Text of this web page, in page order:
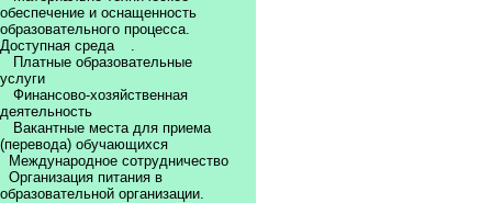
обеспечение и оснащенность
образовательного процесса.
Доступная среда
.
Платные образовательные
услуги
Финансово-хозяйственная
деятельность
Вакантные места для приема
(перевода) обучающихся
Международное сотрудничество
Организация питания в
образовательной организации.